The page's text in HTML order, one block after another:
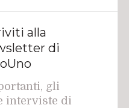
alla
di
gli
interviste di